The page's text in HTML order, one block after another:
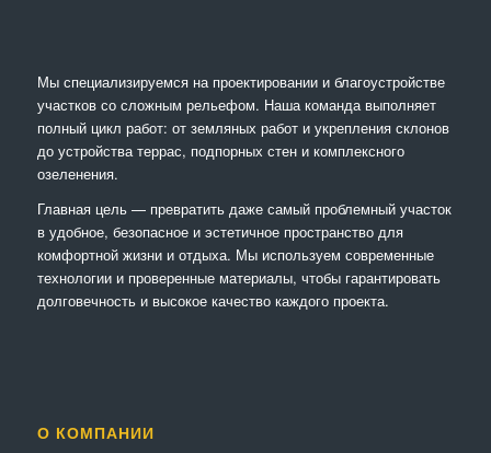
Мы специализируемся на проектировании и благоустройстве
участков со сложным рельефом. Наша команда выполняет
полный цикл работ: от земляных работ и укрепления склонов
до устройства террас, подпорных стен и комплексного
озеленения.
Главная цель — превратить даже самый проблемный участок
в удобное, безопасное и эстетичное пространство для
комфортной жизни и отдыха. Мы используем современные
технологии и проверенные материалы, чтобы гарантировать
долговечность и высокое качество каждого проекта.
О КОМПАНИИ